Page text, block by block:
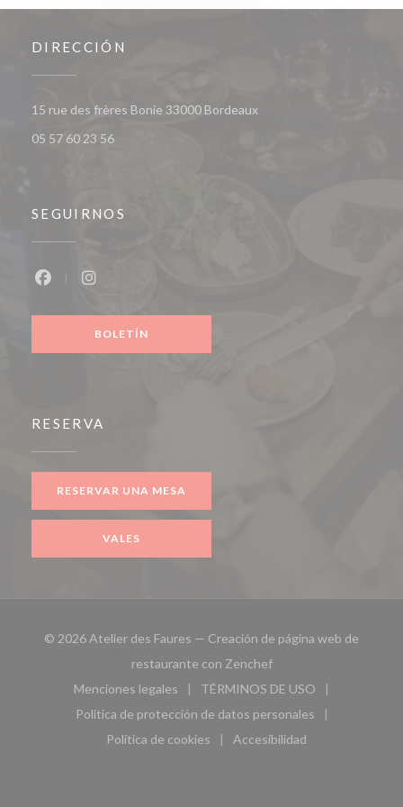
DIRECCIÓN
15 rue des frères Bonie 33000 Bordeaux((abre en una nueva
05 57 60 23 56
SEGUIRNOS
BOLETÍN
RESERVA
RESERVAR UNA MESA
VALES
© 2026 Atelier des Faures — Creación de página web de
restaurante con Zenchef((abre en una nueva
Menciones legales
((abre en una nueva ventana))
TÉRMINOS DE USO
((abre en una nueva
Política de protección de datos personales
((abre en una nueva ventana))
Política de cookies
((abre en una nueva ventana))
Accesibilidad